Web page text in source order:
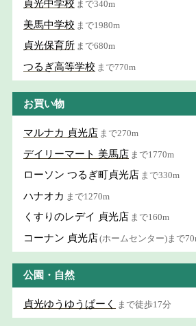
貞光中学校 まで340m
美馬中学校 まで1980m
貞光保育所 まで680m
つるぎ高等学校 まで770m
お買い物
マルナカ 貞光店 まで270m
デイリーマート 美馬店 まで1770m
ローソン つるぎ町貞光店 まで330m
ハナオカ まで1270m
くすりのレデイ 貞光店 まで160m
コーナン 貞光店(ホームセンター)まで
公園・自然
貞光ゆうゆうぱーく まで徒歩17分